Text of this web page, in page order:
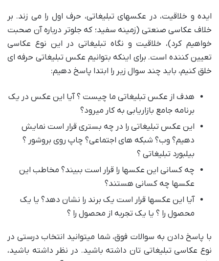
ایده و خلاقیت، در عکسهای تبلیغاتی، حرف اول را می زند. بر
خلاف عکاسی صنعتی (زمینه سفید؛ که جلوتر درباره آن صحبت
خواهیم کرد)، خلاقیت و نگاه تبلیغاتی در این نوع عکاسی
تعیین کننده است. برای اینکه بتوانیم عکس تبلیغاتی حرفه ای
خلق کنیم، باید چند سوال زیر را ابتدا پاسخ دهیم:
هدف از عکس تبلیغاتی ما چیست ؟ آیا این عکس در یک
برنامه جامع بازاریابی به کار میرود؟
این عکس تبلیغاتی را در چه بستری قرار است نمایش
دهیم؟ وب؟ شبکه های اجتماعی؟ چاپ روی بروشور ؟
بیلبورد تبلیغاتی ؟
چه کسانی این عکسها را قرار است ببیند؟ مخاطب این
عکسها چه کسانی هستند؟
آیا این عکسها قرار است یک برند را نشان دهد؟ یا یک
محصول را ؟ یا یک تجربه از محصول را ؟
با پاسخ دادن به سوالات فوق، شما میتوانید انتخاب درستی در
نوع عکاسی تبلیغاتی تان داشته باشید. در نظر داشته باشید،